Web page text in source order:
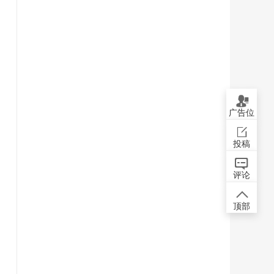
广告位
投稿
评论
顶部